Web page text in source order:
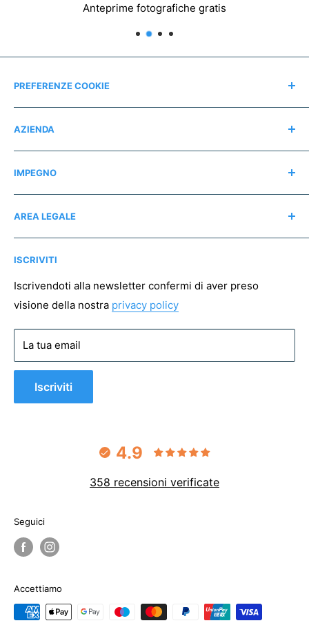
Anteprime fotografiche gratis
PREFERENZE COOKIE
Modifica consensi
AZIENDA
Contatti
Chi siamo
Recensioni
Instagram
Mappa del sito
IMPEGNO
Regali consapevoli
Associazioni no profit
AREA LEGALE
Pagamento sicuro
Spedizioni
Resi
Condizioni di vendita
Privacy policy
Cookie policy
ISCRIVITI
Iscrivendoti alla newsletter confermi di aver preso
visione della nostra privacy policy
La tua email
Iscriviti
4.9
358 recensioni verificate
Seguici
Accettiamo